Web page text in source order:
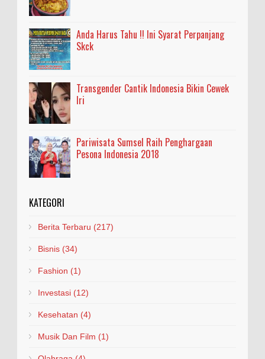
Anda Harus Tahu !! Ini Syarat Perpanjang
Skck
Transgender Cantik Indonesia Bikin Cewek
Iri
Pariwisata Sumsel Raih Penghargaan
Pesona Indonesia 2018
KATEGORI
Berita Terbaru (217)
Bisnis (34)
Fashion (1)
Investasi (12)
Kesehatan (4)
Musik Dan Film (1)